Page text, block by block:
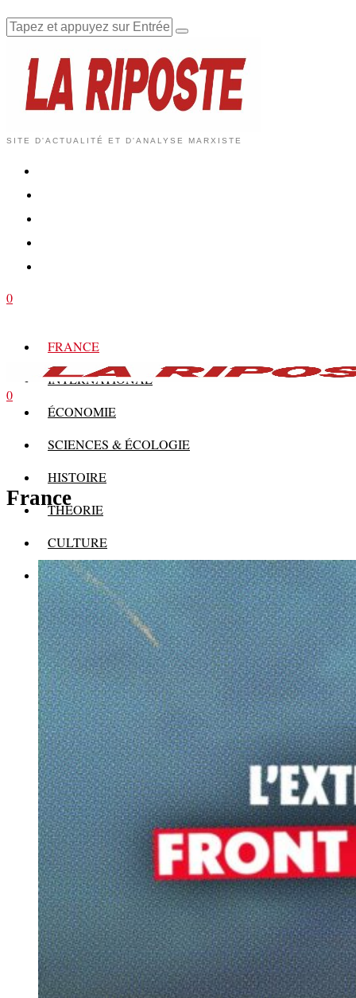
SITE D'ACTUALITÉ ET D'ANALYSE MARXISTE
0
FRANCE
INTERNATIONAL
ÉCONOMIE
SCIENCES & ÉCOLOGIE
HISTOIRE
THÉORIE
CULTURE
MULTIMÉDIAS
0
France